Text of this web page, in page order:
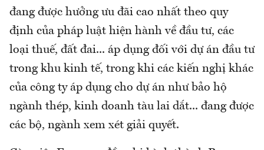
đang được hưởng ưu đãi cao nhất theo quy
định của pháp luật hiện hành về đầu tư, các
loại thuế, đất đai... áp dụng đối với dự án đầu tư
trong khu kinh tế, trong khi các kiến nghị khác
của công ty áp dụng cho dự án như bảo hộ
ngành thép, kinh doanh tàu lai dắt... đang được
các bộ, ngành xem xét giải quyết.